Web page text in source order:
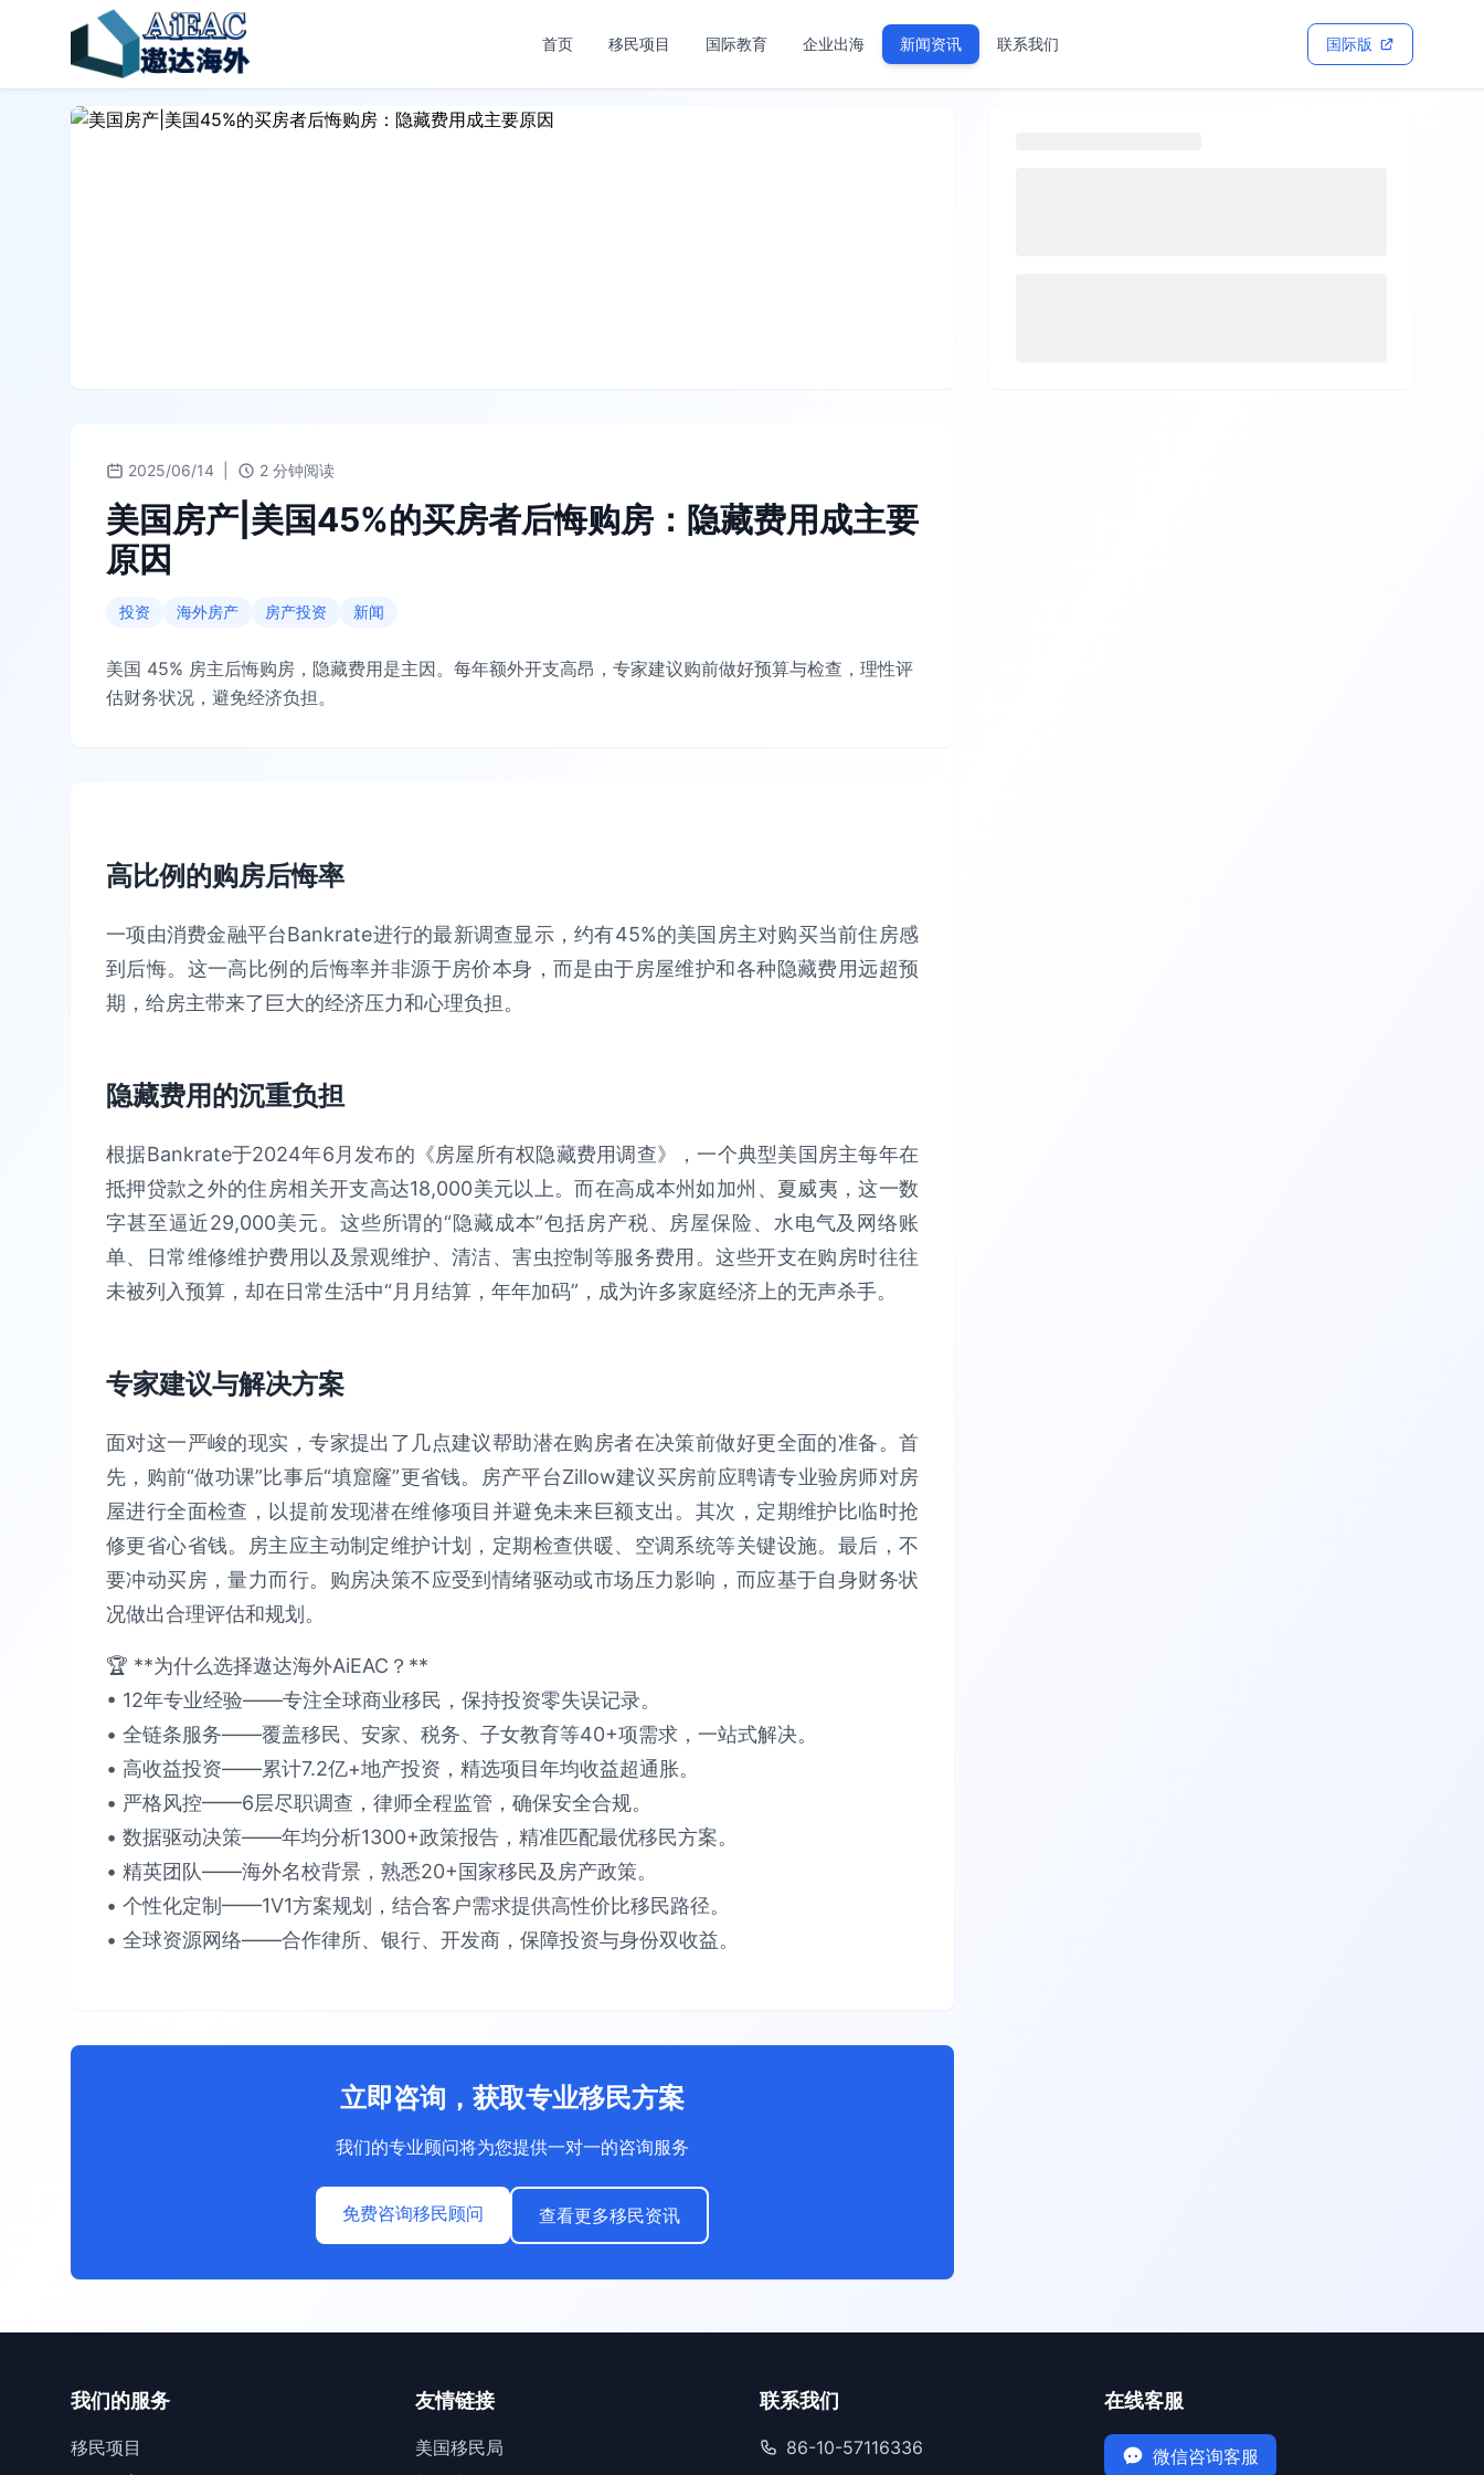
首页 移民项目 国际教育 企业出海 新闻资讯 联系我们 国际版
2025/06/14 2 分钟阅读
美国房产|美国45%的买房者后悔购房：隐藏费用成主要
原因
投资 海外房产 房产投资 新闻
美国 45% 房主后悔购房，隐藏费用是主因。每年额外开支高昂，专家建议购前做好预算与检查，理性评
估财务状况，避免经济负担。
高比例的购房后悔率
一项由消费金融平台Bankrate进行的最新调查显示，约有45%的美国房主对购买当前住房感
到后悔。这一高比例的后悔率并非源于房价本身，而是由于房屋维护和各种隐藏费用远超预
期，给房主带来了巨大的经济压力和心理负担。
隐藏费用的沉重负担
根据Bankrate于2024年6月发布的《房屋所有权隐藏费用调查》，一个典型美国房主每年在
抵押贷款之外的住房相关开支高达18,000美元以上。而在高成本州如加州、夏威夷，这一数
字甚至逼近29,000美元。这些所谓的“隐藏成本”包括房产税、房屋保险、水电气及网络账
单、日常维修维护费用以及景观维护、清洁、害虫控制等服务费用。这些开支在购房时往往
未被列入预算，却在日常生活中“月月结算，年年加码”，成为许多家庭经济上的无声杀手。
专家建议与解决方案
面对这一严峻的现实，专家提出了几点建议帮助潜在购房者在决策前做好更全面的准备。首
先，购前“做功课”比事后“填窟窿”更省钱。房产平台Zillow建议买房前应聘请专业验房师对房
屋进行全面检查，以提前发现潜在维修项目并避免未来巨额支出。其次，定期维护比临时抢
修更省心省钱。房主应主动制定维护计划，定期检查供暖、空调系统等关键设施。最后，不
要冲动买房，量力而行。购房决策不应受到情绪驱动或市场压力影响，而应基于自身财务状
况做出合理评估和规划。
🏆 **为什么选择遨达海外AiEAC？**​​
• 12年专业经验​​——专注全球商业移民，保持​​投资零失误​​记录。
• 全链条服务​​——覆盖移民、安家、税务、子女教育等40+项需求，​​一站式解决​​。​​
• 高收益投资​​——累计​​7.2亿+​​地产投资，精选项目​​年均收益超通胀​​。​​
• 严格风控​​——6层尽职调查，律师全程监管，确保​​安全合规​​。​​
• 数据驱动决策​​——年均分析​​1300+政策报告​​，精准匹配最优移民方案。​​
• 精英团队​​——海外名校背景，熟悉​​20+国家​​移民及房产政策。​​
• 个性化定制​​——1V1方案规划，结合客户需求提供​​高性价比​​移民路径。​​
• 全球资源网络​​——合作律所、银行、开发商，保障​​投资与身份双收益​​。
立即咨询，获取专业移民方案
我们的专业顾问将为您提供一对一的咨询服务
免费咨询移民顾问 查看更多移民资讯
我们的服务
移民项目
友情链接
美国移民局
联系我们
86-10-57116336
在线客服
微信咨询客服